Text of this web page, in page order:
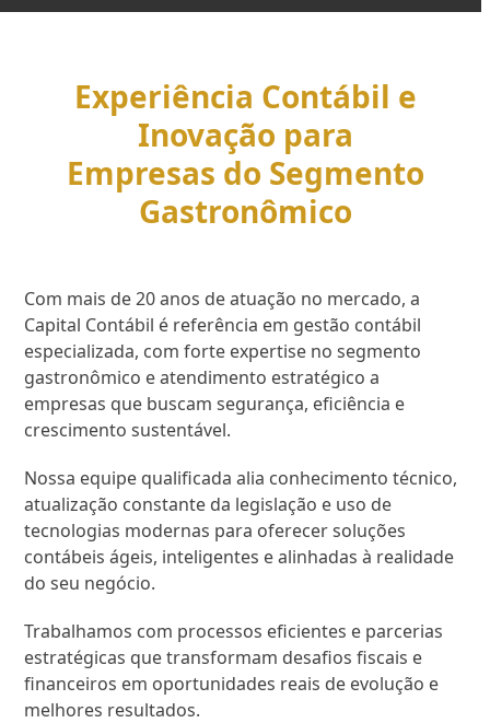
Experiência Contábil e
Inovação para
Empresas do Segmento
Gastronômico
Com mais de 20 anos de atuação no mercado, a
Capital Contábil é referência em gestão contábil
especializada, com forte expertise no segmento
gastronômico e atendimento estratégico a
empresas que buscam segurança, eficiência e
crescimento sustentável.
Nossa equipe qualificada alia conhecimento técnico,
atualização constante da legislação e uso de
tecnologias modernas para oferecer soluções
contábeis ágeis, inteligentes e alinhadas à realidade
do seu negócio.
Trabalhamos com processos eficientes e parcerias
estratégicas que transformam desafios fiscais e
financeiros em oportunidades reais de evolução e
melhores resultados.